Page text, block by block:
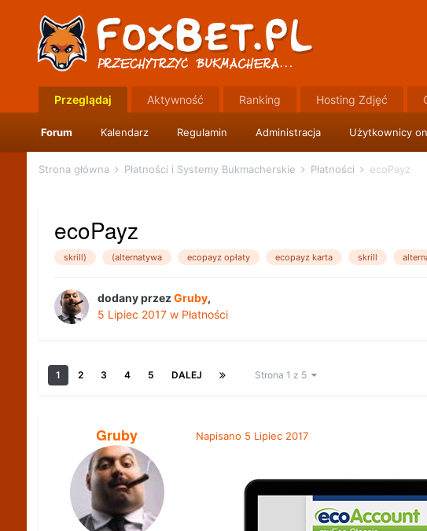
Przeglądaj
Forum Kalendarz Regulamin Administracja Użytkownicy
Aktywność Ranking Hosting Zdjęć
Strona główna Płatności i Systemy Bukmacherskie Płatności ecoPayz
ecoPayz
skrill) (alternatywa ecopayz opłaty ecopayz karta skrill
dodany przezGruby,
5 Lipiec 2017w Płatności
1 2 3 4 5 DALEJ Strona 1 z 5
Gruby Napisano 5 Lipiec 2017